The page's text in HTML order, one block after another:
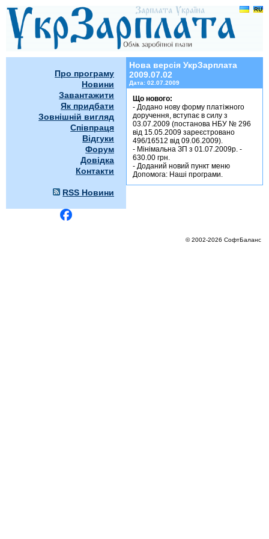
Про програму
Новини
Завантажити
Як придбати
Зовнішній вигляд
Співпраця
Відгуки
Форум
Довідка
Контакти
RSS Новини
УкрЗарплата 2009.07.02
Нова версія УкрЗарплата
2009.07.02
Дата: 02.07.2009
Що нового:
- Додано нову форму платіжного
доручення, вступає в силу з
03.07.2009 (постанова НБУ № 296
від 15.05.2009 зареєстровано
496/16512 від 09.06.2009).
- Мінімальна ЗП з 01.07.2009р. -
630.00 грн.
- Доданий новий пункт меню
Допомога: Наші програми.
© 2002-2026 СофтБаланс